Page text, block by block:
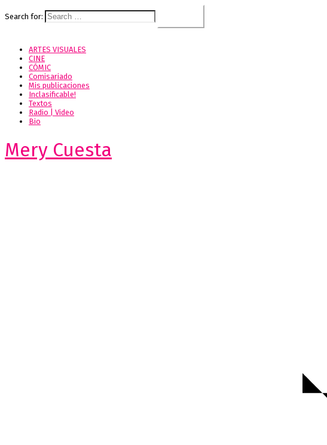
Search for:
ARTES VISUALES
CINE
CÓMIC
Comisariado
Mis publicaciones
Inclasificable!
Textos
Radio | Video
Bio
Mery Cuesta